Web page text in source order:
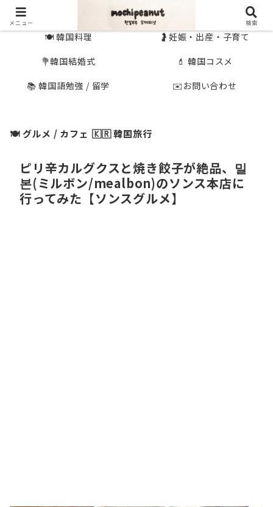
🍽 韓国料理
🤰妊娠・出産・子育て
💐韓国結婚式
💄 韓国コスメ
📚 韓国語勉強 / 留学
✉️お問い合わせ
🍽 グルメ / カフェ 🇰🇷 韓国旅行
ピリ辛カルグクスと焼き餃子が絶品、밀
본(ミルボン/mealbon)のソンス本店に
行ってみた【ソンスグルメ】
メニュー 検索